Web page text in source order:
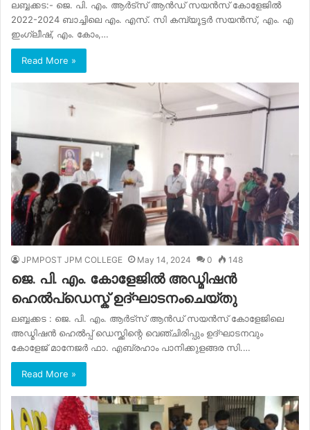
ലബ്ബക്കട:- ജെ. പി. എം. ആർട്സ് ആൻഡ് സയൻസ് കോളേജിൽ
2022-2024 ബാച്ചിലെ എം. എസ്. സി കമ്പ്യൂട്ടർ സയൻസ്, എം. എ
ഇംഗ്ലീഷ്, എം. കോം,…
Read More »
JPMPOST JPM COLLEGE May 14, 2024 0 148
ജെ. പി. എം. കോളേജിൽ അഡ്മിഷൻ
ഹെൽപ്ഡെസ്ക് ഉദ്ഘാടനംചെയ്തു
ലബ്ബക്കട : ജെ. പി. എം. ആർട്സ് ആൻഡ് സയൻസ് കോളേജിലെ
അഡ്മിഷൻ ഹെൽപ്പ് ഡെസ്ക്കിന്റെ വെഞ്ചിരിപ്പും ഉദ്ഘാടനവും
കോളേജ് മാനേജർ ഫാ. എബ്രഹാം പാനിക്കുളങ്ങര സി.…
Read More »